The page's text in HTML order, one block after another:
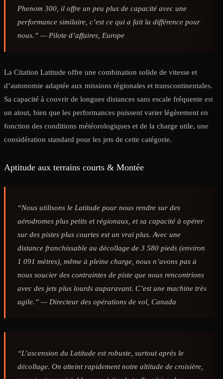
Phenom 300, il offre un peu plus de capacité avec une
performance similaire, c’est ce qui a fait la différence pour
nous.” —Pilote d’affaires, Europe
La Citation Latitude offre une combination solide de vitesse et
d’autonomie adaptée aux missions régionales et transcontinentales.
Sa capacité à couvrir de longues distances sans escale fréquente est
un atout, bien que les performances puissent varier légèrement en
fonction des conditions météorologiques et de la charge utile, une
considération standard pour les jets de cette catégorie.
Aptitude aux terrains courts & Montée
“Nous utilisons le Latitude pour nous rendre sur des
aérodromes plus petits et régionaux, et sa capacité à opérer
sur des pistes plus courtes est un vrai plus. Avec une
distance franchissable au décollage de 3 580 pieds (environ
1 091 mètres), même à pleine charge, nous n’avons pas à
nous soucier des contraintes de piste que nous rencontrions
avec des jets plus lourds auparavant. C’est une machine très
agile.” — Directeur des opérations de vol, Canada
“L’ascension du Latitude est robuste, surtout après le
décollage. On atteint rapidement notre altitude de croisière,